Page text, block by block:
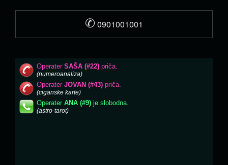
✆ 0901001001